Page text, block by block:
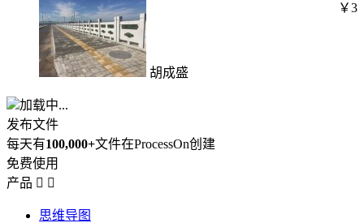
胡成盛
￥3
加载中...
发布文件
每天有100,000+文件在ProcessOn创建
免费使用
产品  
思维导图